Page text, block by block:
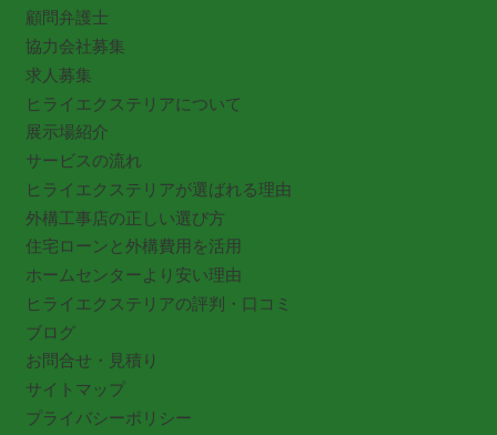
顧問弁護士
協力会社募集
求人募集
ヒライエクステリアについて
展示場紹介
サービスの流れ
ヒライエクステリアが選ばれる理由
外構工事店の正しい選び方
住宅ローンと外構費用を活用
ホームセンターより安い理由
ヒライエクステリアの評判・口コミ
ブログ
お問合せ・見積り
サイトマップ
プライバシーポリシー